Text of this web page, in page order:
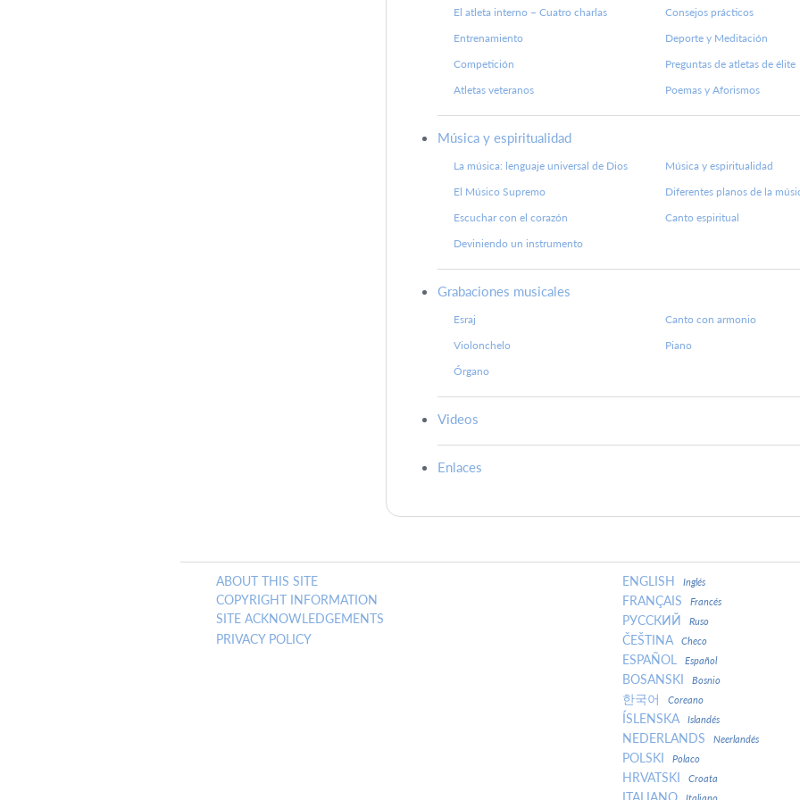
El atleta interno – Cuatro charlas
Consejos prácticos
Entrenamiento
Deporte y Meditación
Competición
Preguntas de atletas de élite
Atletas veteranos
Poemas y Aforismos
Música y espiritualidad
La música: lenguaje universal de Dios
Música y espiritualidad
El Músico Supremo
Diferentes planos de la
Escuchar con el corazón
Canto espiritual
Deviniendo un instrumento
Grabaciones musicales
Esraj
Canto con armonio
Violonchelo
Piano
Órgano
Videos
Enlaces
ABOUT THIS SITE
COPYRIGHT INFORMATION
SITE ACKNOWLEDGEMENTS
PRIVACY POLICY
ENGLISH Inglés
FRANÇAIS Francés
РУССКИЙ Ruso
ČEŠTINA Checo
ESPAÑOL Español
BOSANSKI Bosnio
한국어 Coreano
ÍSLENSKA Islandés
NEDERLANDS Neerlandés
POLSKI Polaco
HRVATSKI Croata